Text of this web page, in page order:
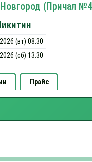
(Причал
(вт) 08:30
(сб) 13:30
Прайс